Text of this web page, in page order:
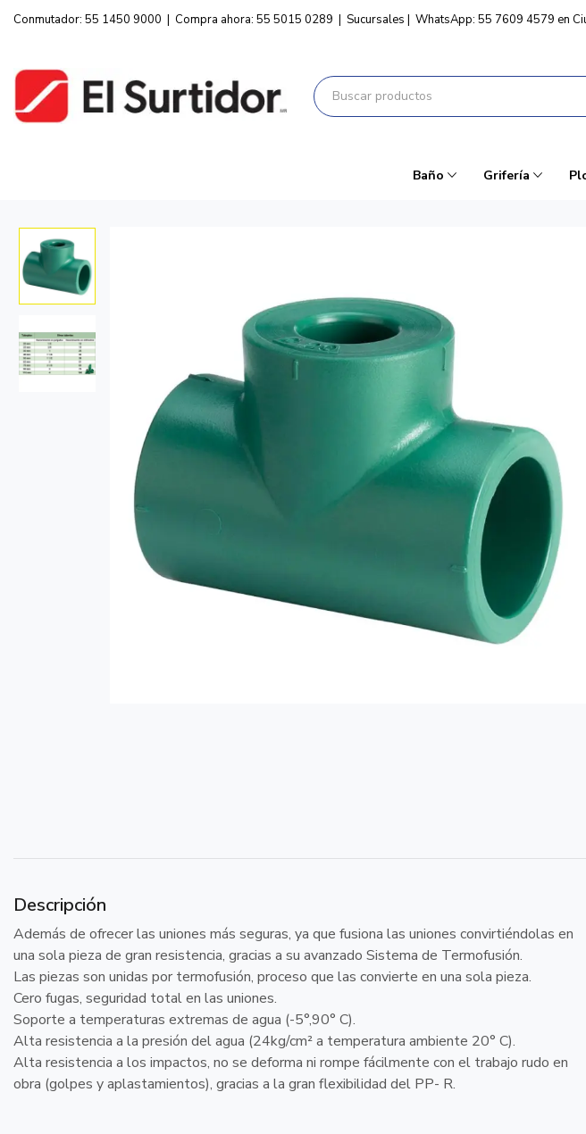
Conmutador: 55 1450 9000 | Compra ahora: 55 5015 0289 | Sucursales | WhatsApp: 55 7609 4579 en
Baño Grifería
Descripción
Además de ofrecer las uniones más seguras, ya que fusiona las uniones convirtiéndolas en
una sola pieza de gran resistencia, gracias a su avanzado Sistema de Termofusión.
Las piezas son unidas por termofusión, proceso que las convierte en una sola pieza.
Cero fugas, seguridad total en las uniones.
Soporte a temperaturas extremas de agua (-5°,90° C).
Alta resistencia a la presión del agua (24kg/cm² a temperatura ambiente 20° C).
Alta resistencia a los impactos, no se deforma ni rompe fácilmente con el trabajo rudo en
obra (golpes y aplastamientos), gracias a la gran flexibilidad del PP- R.